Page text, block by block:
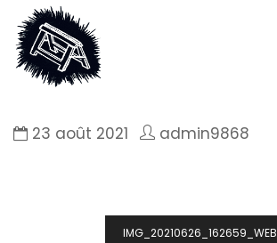
23 août 2021 admin9868
IMG_20210626_162659_WEB